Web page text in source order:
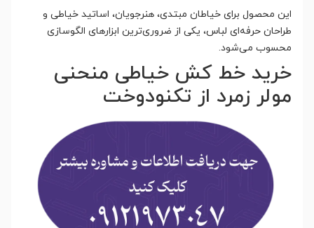
این محصول برای خیاطان مبتدی، هنرجویان، اساتید خیاطی و
طراحان حرفه‌ای لباس، یکی از ضروری‌ترین ابزارهای الگوسازی
محسوب می‌شود.
خرید خط کش خیاطی منحنی
مولر زمرد از تکنودوخت